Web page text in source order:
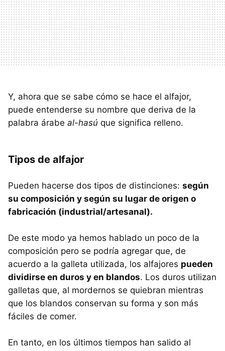
Y, ahora que se sabe cómo se hace el alfajor,
puede entenderse su nombre que deriva de la
palabra árabe al-hasú que significa relleno.
Tipos de alfajor
Pueden hacerse dos tipos de distinciones: según
su composición y según su lugar de origen o
fabricación (industrial/artesanal).
De este modo ya hemos hablado un poco de la
composición pero se podría agregar que, de
acuerdo a la galleta utilizada, los alfajores pueden
dividirse en duros y en blandos. Los duros utilizan
galletas que, al mordernos se quiebran mientras
que los blandos conservan su forma y son más
fáciles de comer.
En tanto, en los últimos tiempos han salido al